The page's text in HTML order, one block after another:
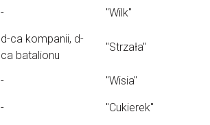
- "Wilk"
d-ca kompanii, d-
ca batalionu
"Strzała"
- "Wisia"
- "Cukierek"